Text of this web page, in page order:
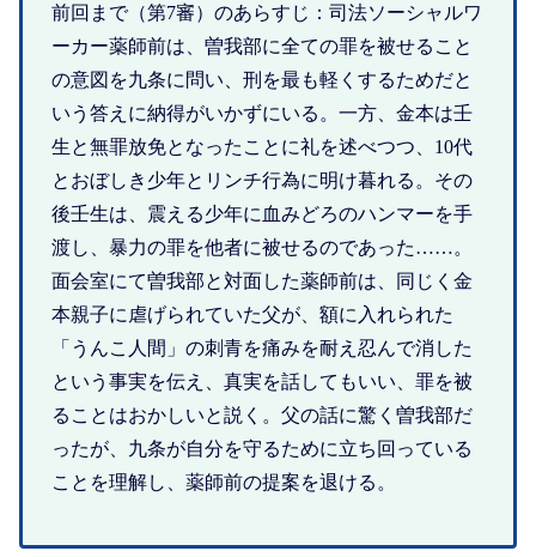
前回まで（第7審）のあらすじ：司法ソーシャルワ
ーカー薬師前は、曽我部に全ての罪を被せること
の意図を九条に問い、刑を最も軽くするためだと
いう答えに納得がいかずにいる。一方、金本は壬
生と無罪放免となったことに礼を述べつつ、10代
とおぼしき少年とリンチ行為に明け暮れる。その
後壬生は、震える少年に血みどろのハンマーを手
渡し、暴力の罪を他者に被せるのであった……。
面会室にて曽我部と対面した薬師前は、同じく金
本親子に虐げられていた父が、額に入れられた
「うんこ人間」の刺青を痛みを耐え忍んで消した
という事実を伝え、真実を話してもいい、罪を被
ることはおかしいと説く。父の話に驚く曽我部だ
ったが、九条が自分を守るために立ち回っている
ことを理解し、薬師前の提案を退ける。